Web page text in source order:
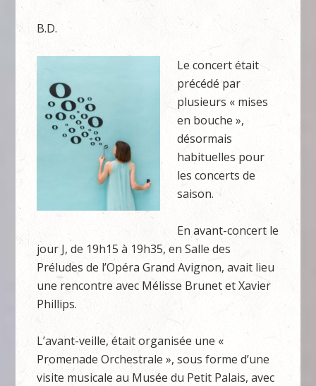
B.D.
Le concert était
précédé par
plusieurs « mises
en bouche »,
désormais
habituelles pour
les concerts de
saison.
En avant-concert le
jour J, de 19h15 à 19h35, en Salle des
Préludes de l’Opéra Grand Avignon, avait lieu
une rencontre avec Mélisse Brunet et Xavier
Phillips.
L’avant-veille, était organisée une «
Promenade Orchestrale », sous forme d’une
visite musicale au Musée du Petit Palais, avec